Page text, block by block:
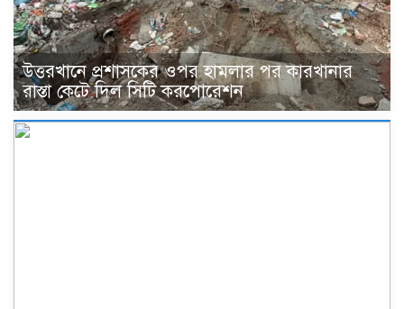
উত্তরখানে প্রশাসকের ওপর হামলার পর কারখানার
রাস্তা কেটে দিল সিটি করপোরেশন